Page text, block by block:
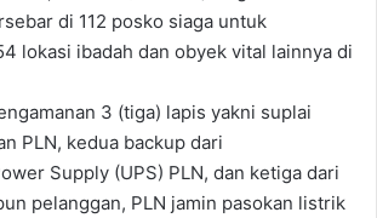
di 112 posko siaga untuk
lokasi ibadah dan obyek vital lainnya di
3 (tiga) lapis yakni suplai
PLN, kedua backup dari
Supply (UPS) PLN, dan ketiga dari
pelanggan, PLN jamin pasokan listrik